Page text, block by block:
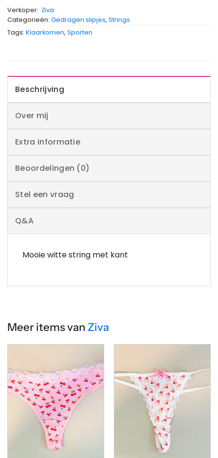
Verkoper: Ziva
Categorieën: Gedragen slipjes, Strings
Tags: Klaarkomen, Sporten
Beschrijving
Over mij
Extra informatie
Beoordelingen (0)
Stel een vraag
Q&A
Mooie witte string met kant
Meer items van Ziva